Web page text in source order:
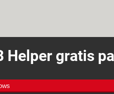
Helper gratis